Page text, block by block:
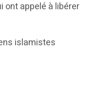
ont appelé à libérer
islamistes